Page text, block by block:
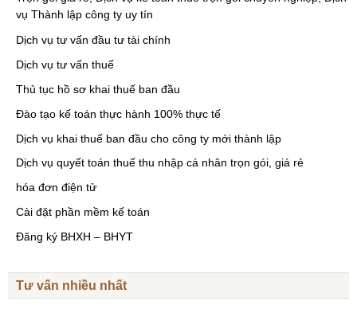
vụ Thành lập công ty uy tín
Dịch vụ tư vấn đầu tư tài chính
Dịch vụ tư vấn thuế
Thủ tục hồ sơ khai thuế ban đầu
Đào tạo kế toán thực hành 100% thực tế
Dịch vụ khai thuế ban đầu cho công ty mới thành lập
Dịch vụ quyết toán thuế thu nhập cá nhân trọn gói, giá rẻ
hóa đơn điện tử
Cài đặt phần mềm kế toán
Đăng ký BHXH – BHYT
Tư vấn nhiều nhất